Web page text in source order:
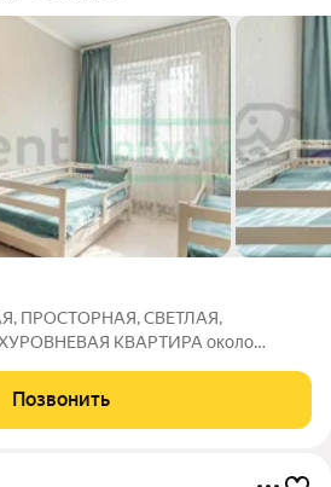
ПРОСТОРНАЯ, СВЕТЛАЯ,
КВАРТИРА около
"Юность" Огороженная территория с
местами, как крытыми,
Позвонить